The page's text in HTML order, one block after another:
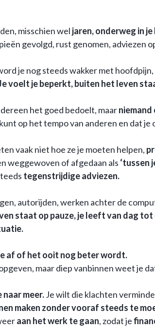
misschien wel jaren, onderweg in
gevolgd, rust genomen, adviezen
je nog steeds wakker met
voelt je beperkt, buiten het leven
het goed bedoelt, maar
op het tempo van anderen en dat
vaak niet hoe ze je moeten helpen,
weggewoven of afgedaan als ‘tussen
tegenstrijdige adviezen.
autorijden, werken achter de
staat op pauze, je leeft van dag
af of het ooit nog beter wordt.
maar diep vanbinnen weet je
naar meer.Je wilt die klachten
maken zonder vooraf steeds te
aan het werk te gaan, zodat je